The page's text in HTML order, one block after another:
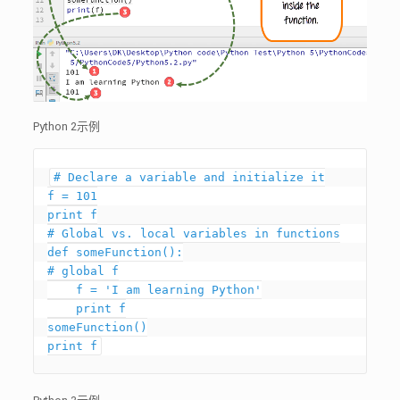
Python 2示例
# Declare a variable and initialize it
f = 101
print f
# Global vs. local variables in functions
def someFunction():
# global f
someFunction()
print f